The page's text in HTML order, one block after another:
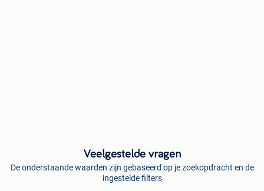
Veelgestelde vragen
De onderstaande waarden zijn gebaseerd op je zoekopdracht en de
ingestelde filters